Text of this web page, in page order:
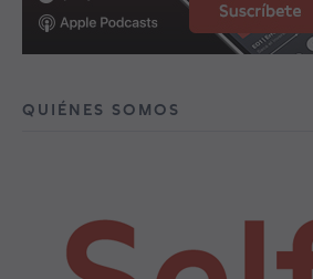
QUIÉNES SOMOS